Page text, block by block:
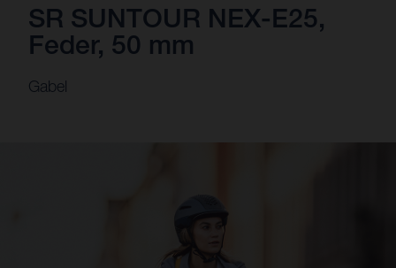
SR SUNTOUR NEX-E25,
Feder, 50 mm
Gabel